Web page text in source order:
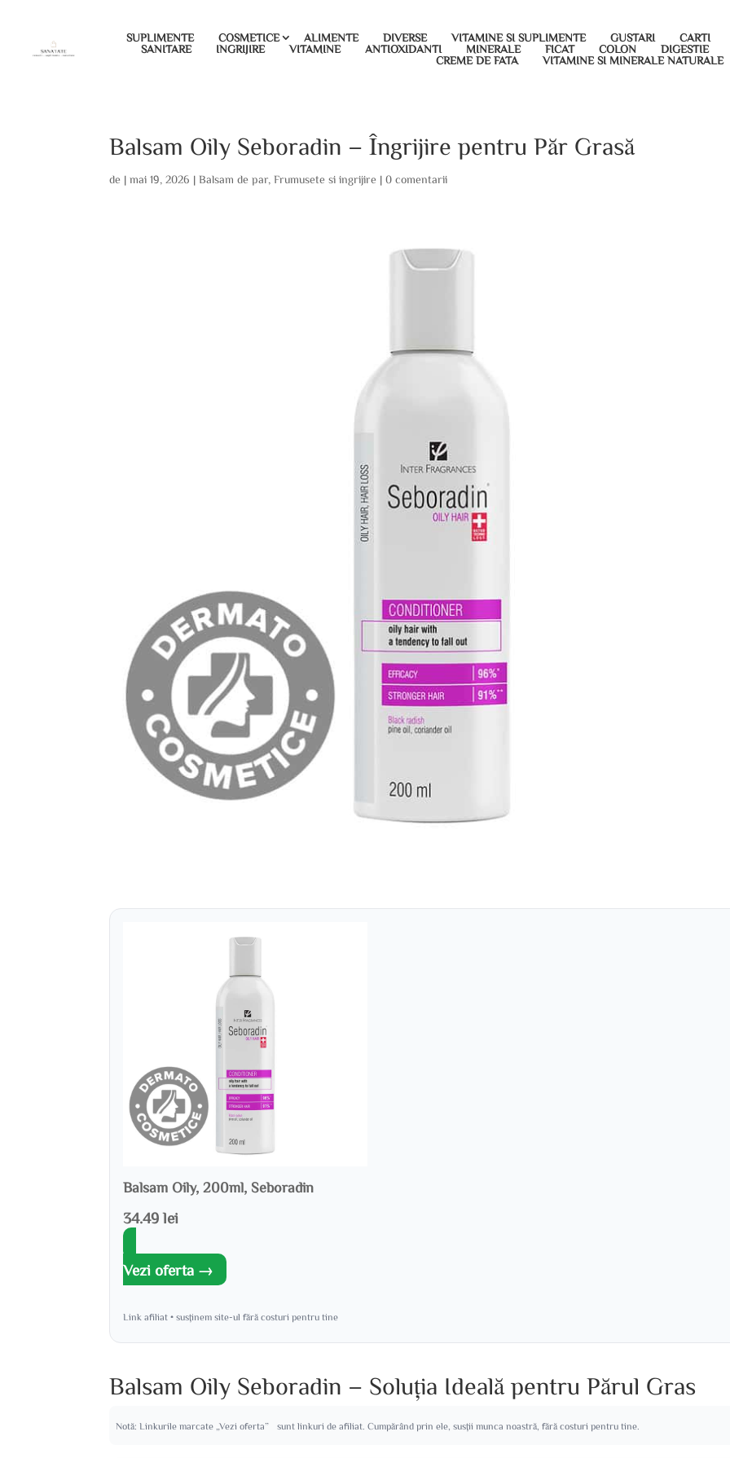
SUPLIMENTE COSMETICE ALIMENTE DIVERSE VITAMINE SI SUPLIMENTE GUSTARI
CARTI
SANITARE
INGRIJIRE VITAMINE ANTIOXIDANTI MINERALE FICAT COLON
DIGESTIE
CREME DE FATA
VITAMINE SI MINERALE NATURALE
Balsam Oily Seboradin – Îngrijire pentru Păr Grasă
de |mai 19, 2026 |Balsam de par ,Frumusete si ingrijire |0 comentarii
Balsam Oily, 200ml, Seboradin
34.49 lei
Vezi oferta →
Link afiliat • susținem site-ul fără costuri pentru tine
Balsam Oily Seboradin – Soluția Ideală pentru Părul Gras
Notă: Linkurile marcate „Vezi oferta” sunt linkuri de afiliat. Cumpărând prin ele, susții munca noastră, fără costuri pentru tine.